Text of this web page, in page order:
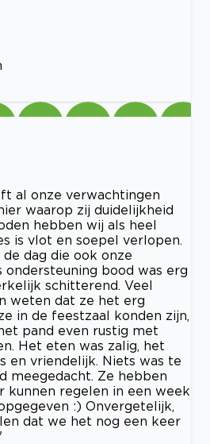
al onze verwachtingen
waarop zij duidelijkheid
hebben wij als heel
is vlot en soepel verlopen.
dag die ook onze
bood was erg
schitterend. Veel
weten dat ze het erg
in de feestzaal konden zijn,
pand even rustig met
Het eten was zalig, het
en vriendelijk. Niets was te
meegedacht. Ze hebben
kunnen regelen in een week
:) Onvergetelijk,
dat we het nog een keer